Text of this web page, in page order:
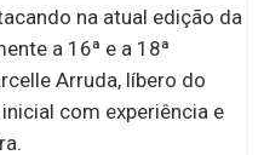
na atual edição da
a 16ª e a 18ª
Arruda, líbero do
com experiência e